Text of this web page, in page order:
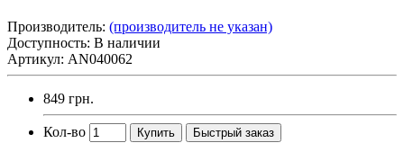
Производитель: (производитель не указан)
Доступность: В наличии
Артикул: AN040062
849 грн.
Кол-во Купить Быстрый заказ